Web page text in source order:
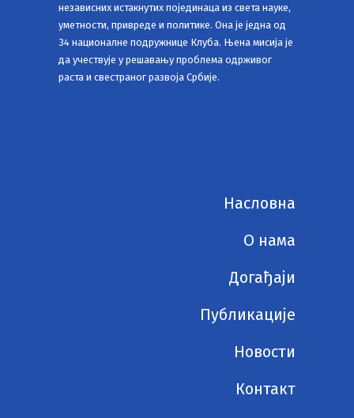
независних истакнутих појединаца из света науке,
уметности, привреде и политике. Она је једна од
34 националне подружнице Клуба. Њена мисија је
да учествује у решавању проблема одрживог
раста и свестраног развоја Србије.
Насловна
О нама
Догађаји
Публикације
Новости
Контакт